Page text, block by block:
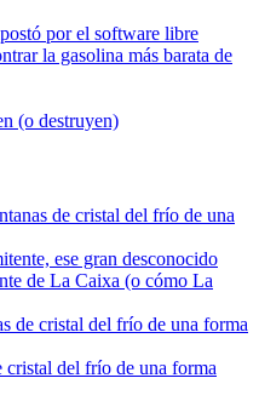
por el software libre
la gasolina más barata de
(o destruyen)
de cristal del frío de una
ese gran desconocido
de La Caixa (o cómo La
de cristal del frío de una forma
cristal del frío de una forma